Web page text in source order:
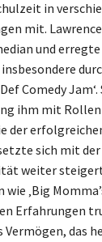
in
mit.
und
Comedy
ihm mit Rollen
der
sich mit
weiter
‚Big
Erfahrungen
das